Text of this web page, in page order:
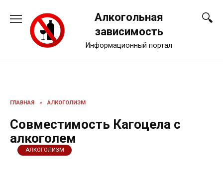
содержанию
Алкогольная
зависимость
Информационный портал
ГЛАВНАЯ » АЛКОГОЛИЗМ
Совместимость Кагоцела с
алкоголем
АЛКОГОЛИЗМ